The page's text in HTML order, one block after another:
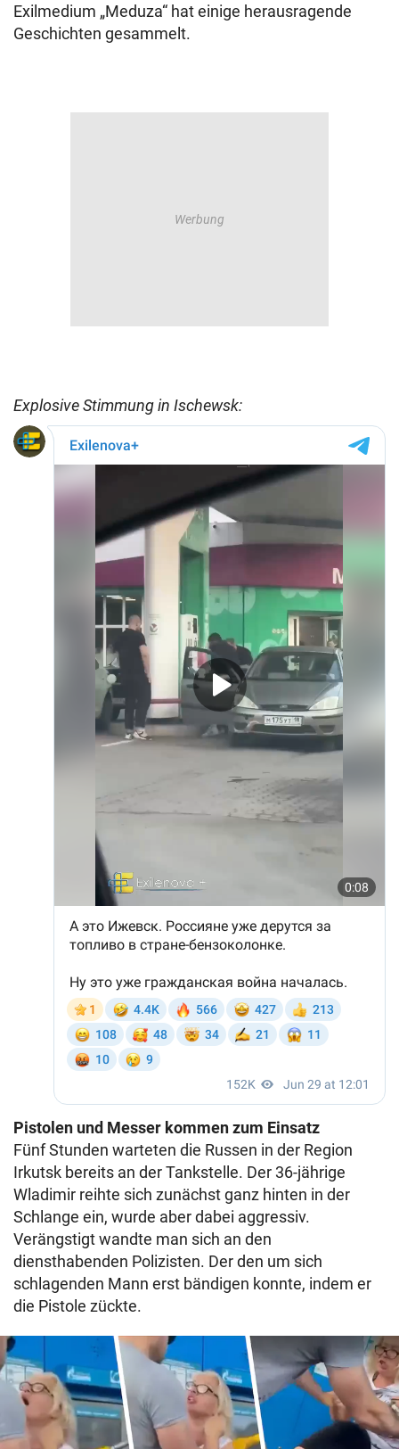
Exilmedium „Meduza“ hat einige herausragende
Geschichten gesammelt.
Explosive Stimmung in Ischewsk:
Pistolen und Messer kommen zum Einsatz
Fünf Stunden warteten die Russen in der Region
Irkutsk bereits an der Tankstelle. Der 36-jährige
Wladimir reihte sich zunächst ganz hinten in der
Schlange ein, wurde aber dabei aggressiv.
Verängstigt wandte man sich an den
diensthabenden Polizisten. Der den um sich
schlagenden Mann erst bändigen konnte, indem er
die Pistole zückte.